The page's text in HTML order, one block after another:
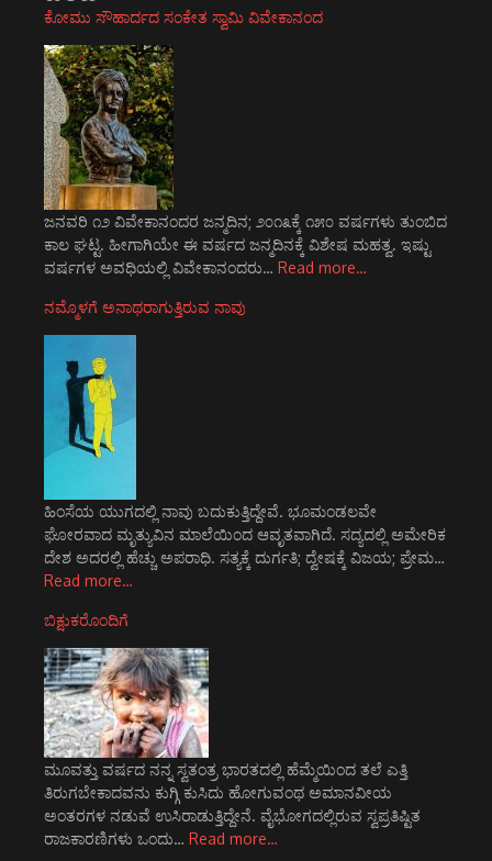
ಕೋಮು ಸೌಹಾರ್ದದ ಸಂಕೇತ ಸ್ವಾಮಿ ವಿವೇಕಾನಂದ
ಜನವರಿ ೧೨ ವಿವೇಕಾನಂದರ ಜನ್ಮದಿನ; ೨೦೧೩ಕ್ಕೆ ೧೫೦ ವರ್ಷಗಳು ತುಂಬಿದ
ಕಾಲ ಘಟ್ಟ. ಹೀಗಾಗಿಯೇ ಈ ವರ್ಷದ ಜನ್ಮದಿನಕ್ಕೆ ವಿಶೇಷ ಮಹತ್ವ. ಇಷ್ಟು
ವರ್ಷಗಳ ಅವಧಿಯಲ್ಲಿ ವಿವೇಕಾನಂದರು… Read more…
ನಮ್ಮೊಳಗೆ ಅನಾಥರಾಗುತ್ತಿರುವ ನಾವು
ಹಿಂಸೆಯ ಯುಗದಲ್ಲಿ ನಾವು ಬದುಕುತ್ತಿದ್ದೇವೆ. ಭೂಮಂಡಲವೇ
ಘೋರವಾದ ಮೃತ್ಯುವಿನ ಮಾಲೆಯಿಂದ ಆವೃತವಾಗಿದೆ. ಸದ್ಯದಲ್ಲಿ ಅಮೇರಿಕ
ದೇಶ ಅದರಲ್ಲಿ ಹೆಚ್ಚು ಅಪರಾಧಿ. ಸತ್ಯಕ್ಕೆ ದುರ್ಗತಿ; ದ್ವೇಷಕ್ಕೆ ವಿಜಯ; ಪ್ರೇಮ…
Read more…
ಬಿಕ್ಷುಕರೊಂದಿಗೆ
ಮೂವತ್ತು ವರ್ಷದ ನನ್ನ ಸ್ವತಂತ್ರ ಭಾರತದಲ್ಲಿ ಹೆಮ್ಮೆಯಿಂದ ತಲೆ ಎತ್ತಿ
ತಿರುಗಬೇಕಾದವನು ಕುಗ್ಗಿ ಕುಸಿದು ಹೋಗುವಂಥ ಅಮಾನವೀಯ
ಅಂತರಗಳ ನಡುವೆ ಉಸಿರಾಡುತ್ತಿದ್ದೇನೆ. ವೈಭೋಗದಲ್ಲಿರುವ ಸ್ವಪ್ರತಿಷ್ಟಿತ
ರಾಜಕಾರಣಿಗಳು ಒಂದು… Read more…